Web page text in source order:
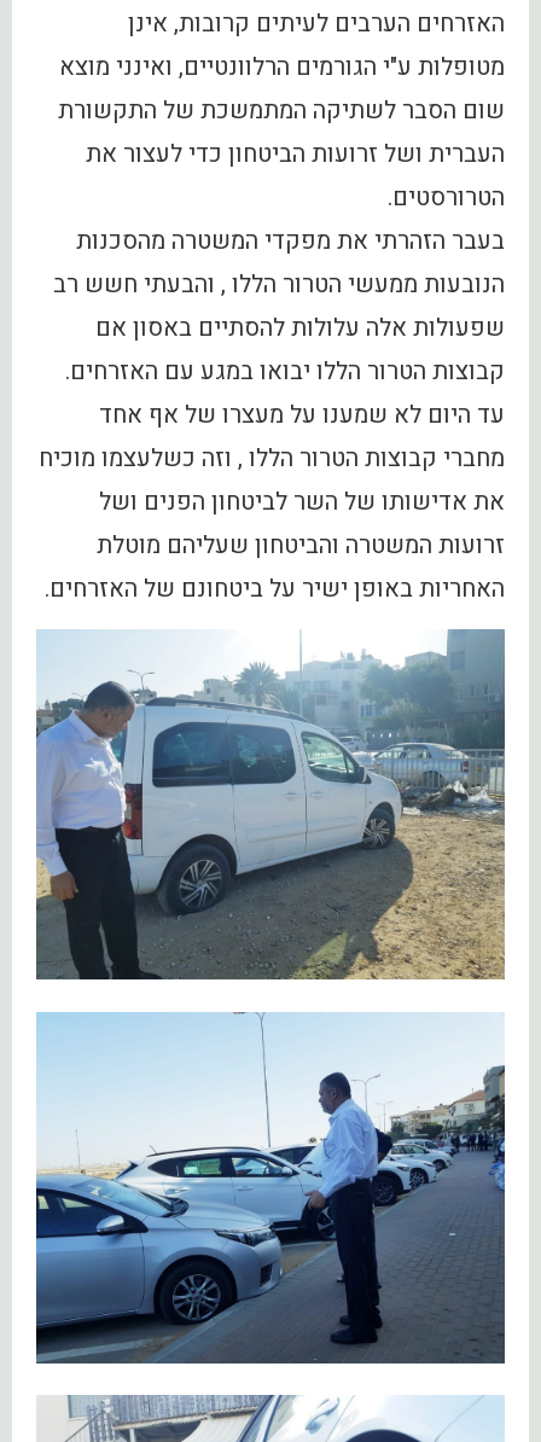
האזרחים הערבים לעיתים קרובות, אינן
מטופלות ע"י הגורמים הרלוונטיים, ואינני מוצא
שום הסבר לשתיקה המתמשכת של התקשורת
העברית ושל זרועות הביטחון כדי לעצור את
הטרורסטים.
בעבר הזהרתי את מפקדי המשטרה מהסכנות
הנובעות ממעשי הטרור הללו , והבעתי חשש רב
שפעולות אלה עלולות להסתיים באסון אם
קבוצות הטרור הללו יבואו במגע עם האזרחים.
עד היום לא שמענו על מעצרו של אף אחד
מחברי קבוצות הטרור הללו , וזה כשלעצמו מוכיח
את אדישותו של השר לביטחון הפנים ושל
זרועות המשטרה והביטחון שעליהם מוטלת
האחריות באופן ישיר על ביטחונם של האזרחים.